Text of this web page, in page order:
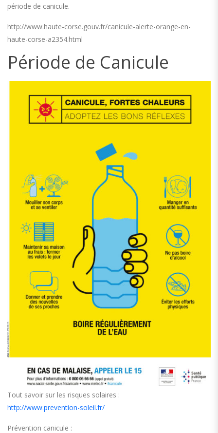
période de canicule.
http://www.haute-corse.gouv.fr/canicule-alerte-orange-en-
haute-corse-a2354.html
Période de Canicule
Tout savoir sur les risques solaires :
http://www.prevention-soleil.fr/
Prévention canicule :